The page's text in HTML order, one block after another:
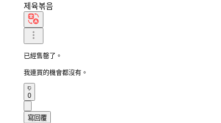
제육볶음
已經售罄了。
我連買的機會都沒有。
0
寫回覆